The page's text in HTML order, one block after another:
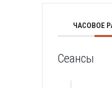
ЧАСОВОЕ
Сеансы